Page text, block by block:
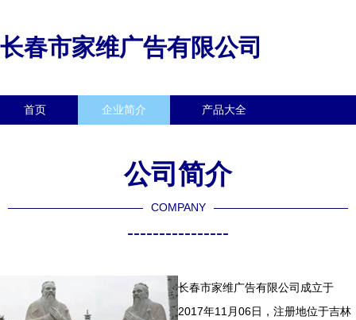
长春市家维广告有限公司
首页 企业简介 产品大全
公司简介
COMPANY
----------------
长春市家维广告有限公司成立于
2017年11月06日，注册地位于吉林